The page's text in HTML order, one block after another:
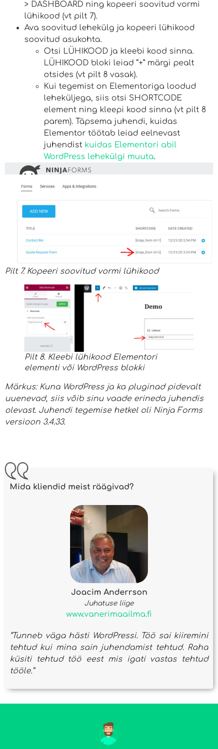
> DASHBOARD ning kopeeri soovitud vormi
lühikood (vt pilt 7).
Ava soovitud lehekülg ja kopeeri lühikood
soovitud asukohta.
Otsi LÜHIKOOD ja kleebi kood sinna.
LÜHIKOOD bloki leiad “+” märgi pealt
otsides (vt pilt 8 vasak).
Kui tegemist on Elementoriga loodud
leheküljega, siis otsi SHORTCODE
element ning kleepi kood sinna (vt pilt 8
parem). Täpsema juhendi, kuidas
Elementor töötab leiad eelnevast
juhendist kuidas Elementori abil
WordPress lehekülgi muuta.
Pilt 7. Kopeeri soovitud vormi lühikood
Pilt 8. Kleebi lühikood Elementori
elementi või WordPress blokki
Märkus: Kuna WordPress ja ka pluginad pidevalt
uuenevad, siis võib sinu vaade erineda juhendis
olevast. Juhendi tegemise hetkel oli Ninja Forms
versioon 3.4.33.
Mida kliendid meist räägivad?
Joacim Anderrson
Juhatuse liige
www.vanerimaailma.fi
“Tunneb väga hästi WordPressi. Töö sai kiiremini
tehtud kui mina sain juhendamist tehtud. Raha
küsiti tehtud töö eest mis igati vastas tehtud
tööle.”